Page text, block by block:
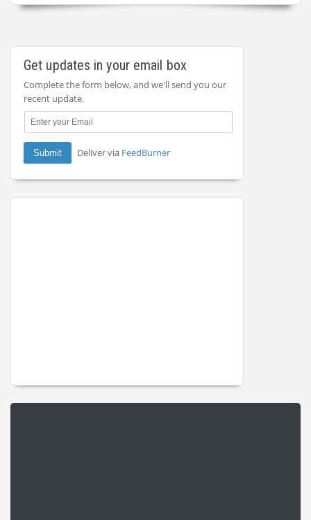
Get updates in your email box
Complete the form below, and we'll send you our
recent update.
Deliver via FeedBurner